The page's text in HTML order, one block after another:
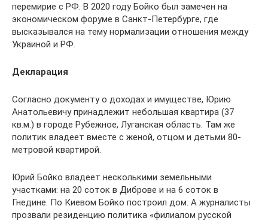
перемирие с РФ. В 2020 году Бойко был замечен на
экономическом форуме в Санкт-Петербурге, где
высказывался на тему нормализации отношения между
Украиной и РФ.
Декларация
Согласно документу о доходах и имуществе, Юрию
Анатольевичу принадлежит небольшая квартира (37
кв.м.) в городе Рубежное, Луганская область. Там же
политик владеет вместе с женой, отцом и детьми 80-
метровой квартирой.
Юрий Бойко владеет несколькими земельными
участками: на 20 соток в Диброве и на 6 соток в
Гнедине. По Киевом Бойко построил дом. А журналисты
прозвали резиденцию политика «филиалом русской